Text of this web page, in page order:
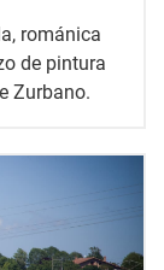
románica
de pintura
Zurbano.